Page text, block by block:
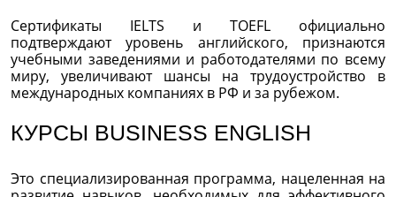
Сертификаты IELTS и TOEFL официально
подтверждают уровень английского, признаются
учебными заведениями и работодателями по всему
миру, увеличивают шансы на трудоустройство в
международных компаниях в РФ и за рубежом.
КУРСЫ BUSINESS ENGLISH
Это специализированная программа, нацеленная на